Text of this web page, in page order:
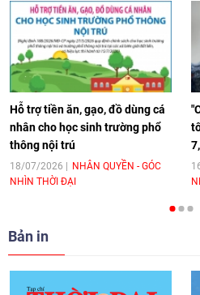
[Video] Âm
hoá Việt
11:10 17/06/2026
[Video]
hòa bình,
cho Đại sứ
[Video]
trọng tình
Hỗ trợ tiền ăn, gạo, đồ dùng cá
nhân cho học sinh trường phổ
thông nội trú
18/07/2026
NHÂN QUYỀN - GÓC
NHÌN THỜI ĐẠI
Bản in